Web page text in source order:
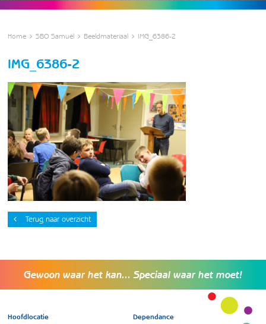
Home SBO Samuël Beeldmateriaal IMG_6386-2
IMG_6386-2
Terug naar overzicht
Gewoon waar het kan... Speciaal waar het moet!
Hoofdlocatie Dependance